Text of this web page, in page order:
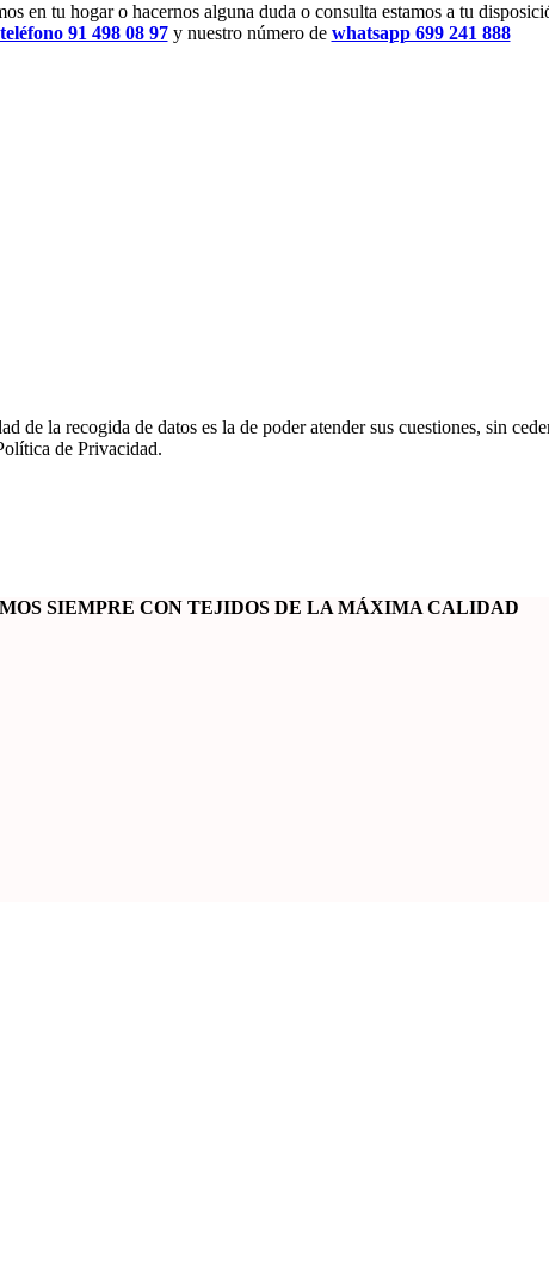
en tu hogar o hacernos alguna duda o consulta estamos a tu
teléfono 91 498 08 97y nuestro número de whatsapp 699 241 888
la recogida de datos es la de poder atender sus cuestiones, sin
de Privacidad.
SIEMPRE CON TEJIDOS DE LA MÁXIMA CALIDAD